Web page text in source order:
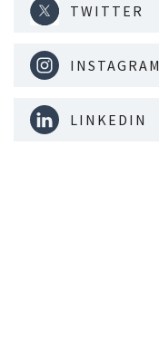
TWITTER
INSTAGRAM
LINKEDIN